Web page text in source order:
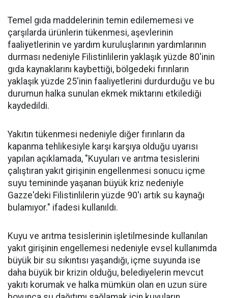
Temel gıda maddelerinin temin edilememesi ve
çarşılarda ürünlerin tükenmesi, aşevlerinin
faaliyetlerinin ve yardım kuruluşlarının yardımlarının
durması nedeniyle Filistinlilerin yaklaşık yüzde 80'inin
gıda kaynaklarını kaybettiği, bölgedeki fırınların
yaklaşık yüzde 25'inin faaliyetlerini durdurduğu ve bu
durumun halka sunulan ekmek miktarını etkilediği
kaydedildi.
Yakıtın tükenmesi nedeniyle diğer fırınların da
kapanma tehlikesiyle karşı karşıya olduğu uyarısı
yapılan açıklamada, "Kuyuları ve arıtma tesislerini
çalıştıran yakıt girişinin engellenmesi sonucu içme
suyu temininde yaşanan büyük kriz nedeniyle
Gazze'deki Filistinlilerin yüzde 90'ı artık su kaynağı
bulamıyor." ifadesi kullanıldı.
Kuyu ve arıtma tesislerinin işletilmesinde kullanılan
yakıt girişinin engellemesi nedeniyle evsel kullanımda
büyük bir su sıkıntısı yaşandığı, içme suyunda ise
daha büyük bir krizin olduğu, belediyelerin mevcut
yakıtı korumak ve halka mümkün olan en uzun süre